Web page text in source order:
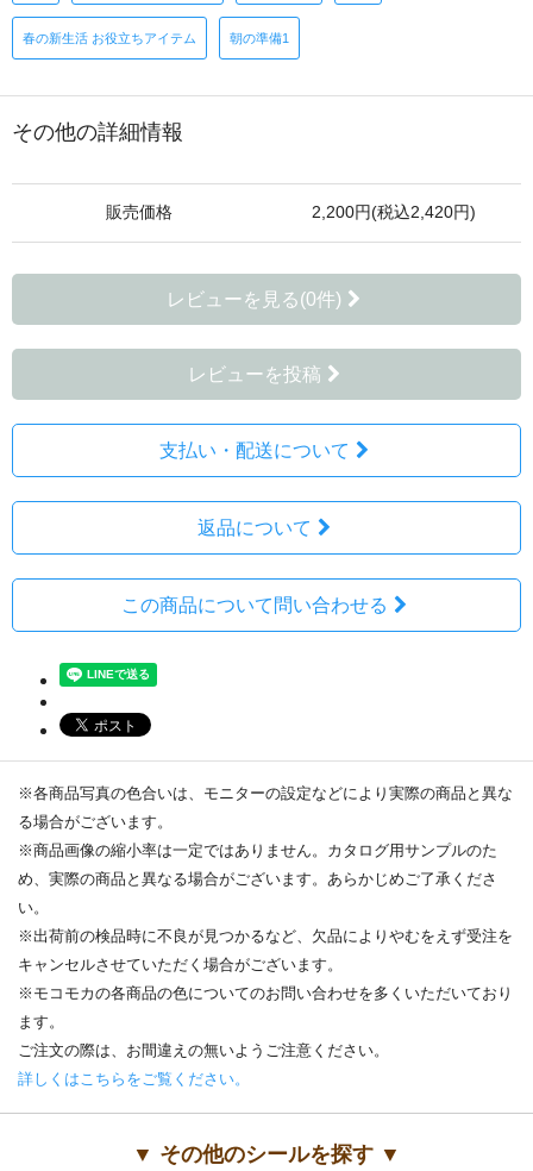
春の新生活 お役立ちアイテム 朝の準備1
その他の詳細情報
販売価格 2,200円(税込2,420円)
レビューを見る(0件)
レビューを投稿
支払い・配送について
返品について
この商品について問い合わせる
※各商品写真の色合いは、モニターの設定などにより実際の商品と異な
る場合がございます。
※商品画像の縮小率は一定ではありません。カタログ用サンプルのた
め、実際の商品と異なる場合がございます。あらかじめご了承くださ
い。
※出荷前の検品時に不良が見つかるなど、欠品によりやむをえず受注を
キャンセルさせていただく場合がございます。
※モコモカの各商品の色についてのお問い合わせを多くいただいており
ます。
ご注文の際は、お間違えの無いようご注意ください。
詳しくはこちらをご覧ください。
▼ その他のシールを探す ▼